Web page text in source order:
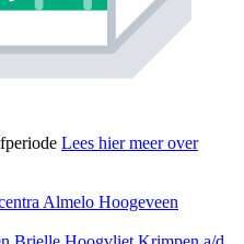
Lees hier meer over
Almelo Hoogeveen